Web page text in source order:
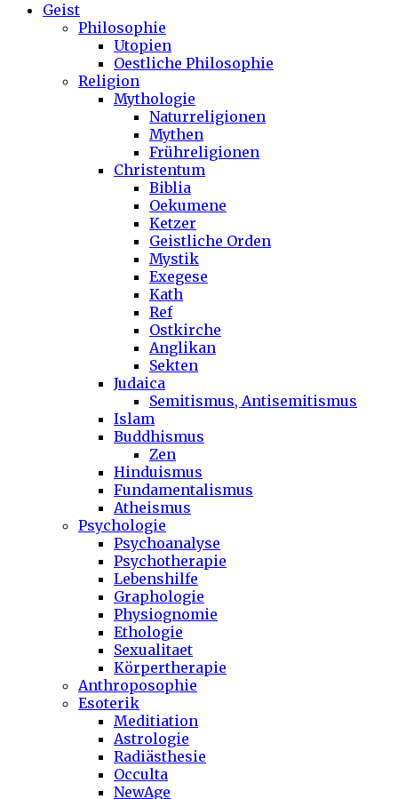
Geist
Philosophie
Utopien
Oestliche Philosophie
Religion
Mythologie
Naturreligionen
Mythen
Frühreligionen
Christentum
Biblia
Oekumene
Ketzer
Geistliche Orden
Mystik
Exegese
Kath
Ref
Ostkirche
Anglikan
Sekten
Judaica
Semitismus, Antisemitismus
Islam
Buddhismus
Zen
Hinduismus
Fundamentalismus
Atheismus
Psychologie
Psychoanalyse
Psychotherapie
Lebenshilfe
Graphologie
Physiognomie
Ethologie
Sexualitaet
Körpertherapie
Anthroposophie
Esoterik
Meditiation
Astrologie
Radiästhesie
Occulta
NewAge